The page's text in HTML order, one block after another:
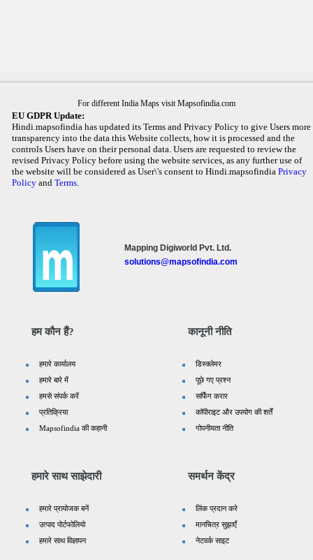
For different India Maps visit Mapsofindia.com
EU GDPR Update:
Hindi.mapsofindia has updated its Terms and Privacy Policy to give Users more
transparency into the data this Website collects, how it is processed and the
controls Users have on their personal data. Users are requested to review the
revised Privacy Policy before using the website services, as any further use of
the website will be considered as User\'s consent to Hindi.mapsofindia Privacy
Policyand Terms.
Mapping Digiworld Pvt. Ltd.
solutions@mapsofindia.com
हम कौन हैं?
हमारे कार्यालय
हमारे बारे में
हमसे संपर्क करें
प्रतिक्रिया
Mapsofindia की कहानी
कानूनी नीति
डिस्क्लेमर
पूछे गए प्रश्न
सर्फिंग करार
कॉपीराइट और उपयोग की शर्तें
गोपनीयता नीति
हमारे साथ साझेदारी
हमारे प्रायोजक बनें
उत्पाद पोर्टफोलियो
हमारे साथ विज्ञापन
समर्थन केंद्र
लिंक प्रदान करे
मानचित्र सुझाएँ
नेटवर्क साइट